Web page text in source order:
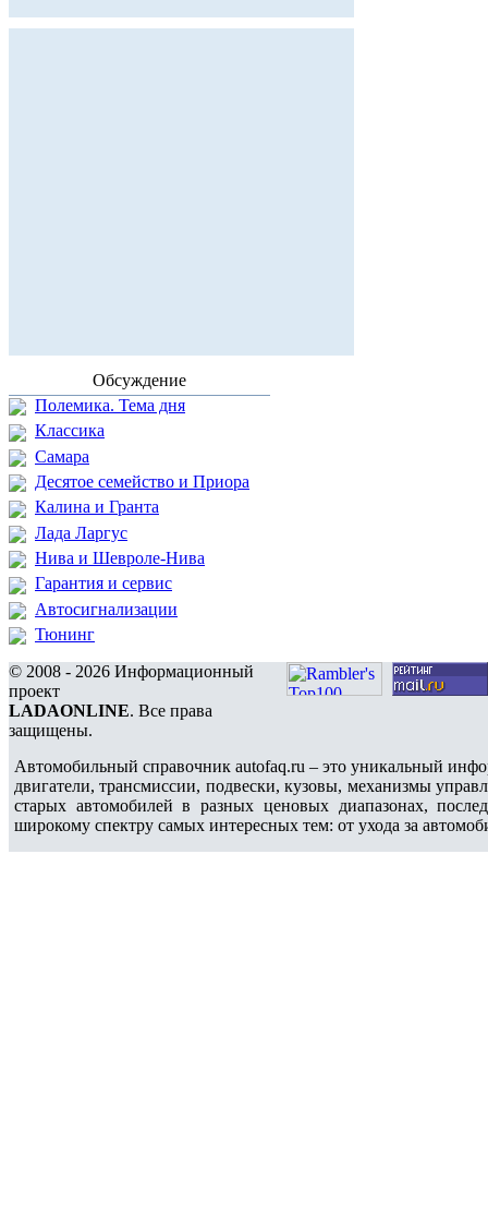
Обсуждение
Полемика. Тема дня
Классика
Самара
Десятое семейство и Приора
Калина и Гранта
Лада Ларгус
Нива и Шевроле-Нива
Гарантия и сервис
Автосигнализации
Тюнинг
© 2008 - 2026 Информационный
проект
LADAONLINE. Все права
защищены.
Автомобильный справочник autofaq.ru – это уникальный
двигатели, трансмиссии, подвески, кузовы, механизмы
старых автомобилей в разных ценовых диапазонах,
широкому спектру самых интересных тем: от ухода за